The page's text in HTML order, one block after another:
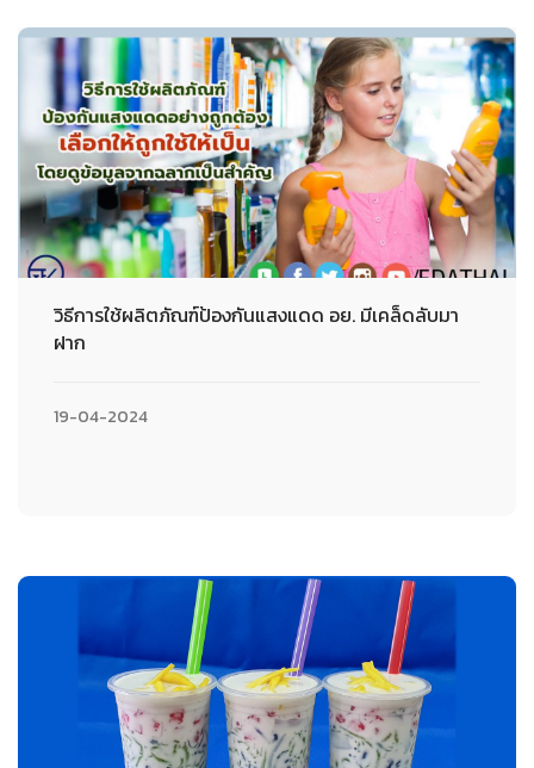
วิธีการใช้ผลิตภัณฑ์ป้องกันแสงแดด อย. มีเคล็ดลับมา
ฝาก
19-04-2024